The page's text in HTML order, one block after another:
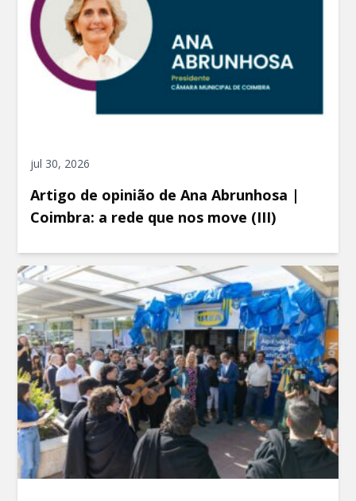
jul 30, 2026
Artigo de opinião de Ana Abrunhosa |
Coimbra: a rede que nos move (III)